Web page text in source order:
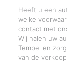
Heeft u een
welke
contact met
Wij halen uw
Tempel en
van de verkoop.